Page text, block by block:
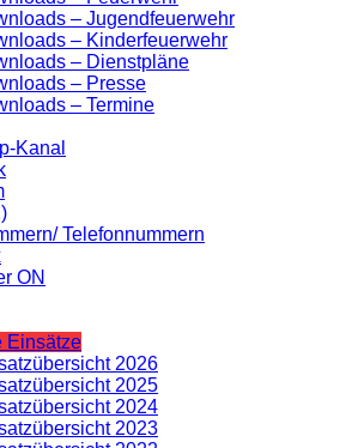
– Jugendfeuerwehr
– Kinderfeuerwehr
– Dienstpläne
– Presse
– Termine
Kanal
Telefonnummern
ON
Einsätze
2026
2025
2024
2023